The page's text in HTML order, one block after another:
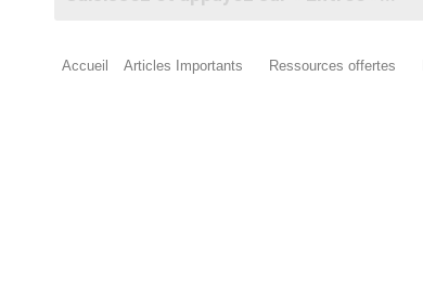
Accueil Articles Importants Ressources offertes